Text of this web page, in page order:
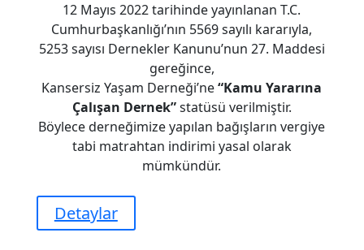
12 Mayıs 2022 tarihinde yayınlanan T.C.
Cumhurbaşkanlığı’nın 5569 sayılı kararıyla,
5253 sayısı Dernekler Kanunu’nun 27. Maddesi
gereğince,
Kansersiz Yaşam Derneği’ne“Kamu Yararına
Çalışan Dernek”statüsü verilmiştir.
Böylece derneğimize yapılan bağışların vergiye
tabi matrahtan indirimi yasal olarak
mümkündür.
Detaylar